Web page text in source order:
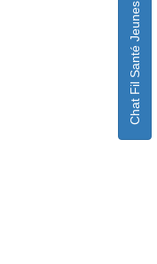
Chat Fil Santé Jeunes